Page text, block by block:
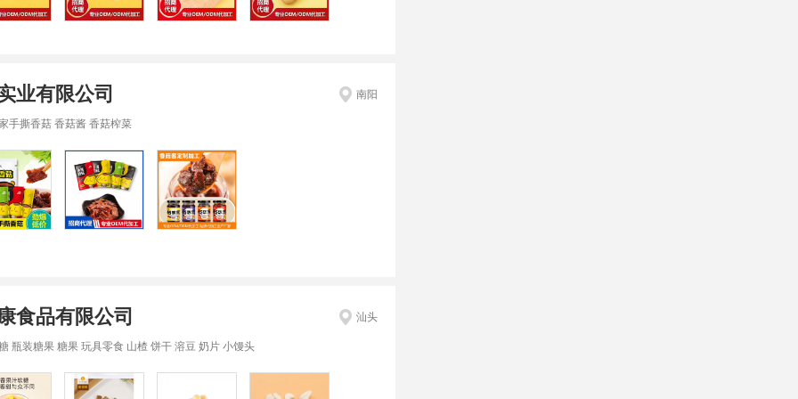
业有限公司 南阳
手撕香菇 香菇酱 香菇榨菜
食品有限公司 汕头
瓶装糖果 糖果 玩具零食 山楂 饼干 溶豆 奶片 小馒头